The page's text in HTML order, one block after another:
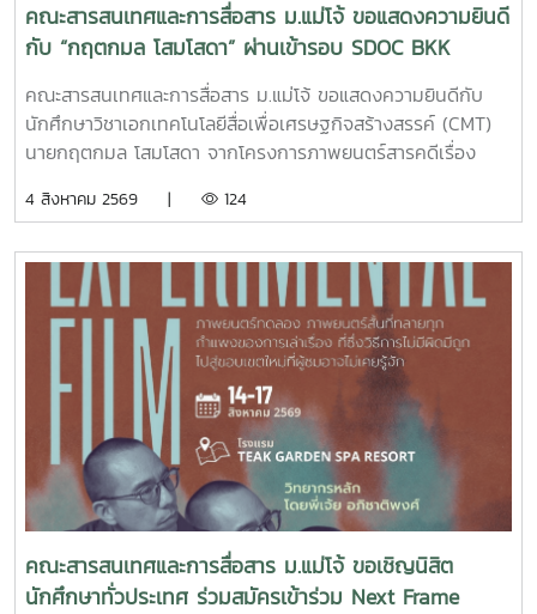
คณะสารสนเทศและการสื่อสาร ม.แม่โจ้ ขอแสดงความยินดี
กับ “กฤตกมล โสมโสดา” ผ่านเข้ารอบ SDOC BKK
PITCH: THAI STUDENT
คณะสารสนเทศและการสื่อสาร ม.แม่โจ้ ขอแสดงความยินดีกับ
นักศึกษาวิชาเอกเทคโนโลยีสื่อเพื่อเศรษฐกิจสร้างสรรค์ (CMT)
นายกฤตกมล โสมโสดา จากโครงการภาพยนตร์สารคดีเรื่อง
ทีม เข้าร่วมโครงการ SDOC BKK PITCH: THAI STUDENT ผู้
เสนอผลงานต่อหน้าคณะกรรมการ เพื่อชิงเงินรางวัลสูงสุด
50,000 บาท ภาพยนตร์สารคดีเรื่องนี้มีความยาว 17 นาที 17
วินาที กำกับภาพยนตร์สารคดี โดย กฤตกมล โสมโสดา หนัง
สารคดีเล่าเรื่องของคนขับรถบรรทุกผู้เคยทำร้ายครอบครัวจาก
ความผิดพลาดในอดีต ก่อนเลือกทุ่มเทแรงกายเพื่อซื้อและสร้าง
ธุรกิจในฝัน หวังให้ความเหนื่อยและความอดทนพาเขาไปสู่การ
ไถ่บาป และพิสูจน์ว่าคนเราสามารถเริ่มต้นใหม่ได้เสมอ คณะฯ ขอ
ร่วมเป็นกำลังใจให้กฤตกมล โสมโสดา ในการพัฒนาโครงการ
และนำเสนอผลงานในรอบต่อไป พร้อมขอแสดงความยินดีกับทั้ง
15 ทีมที่ได้รับการคัดเลือกในปีนี้ขอขอบคุณแหล่งที่มา
จาก: Bangkok International Student Film Festival -
SDOC BKKInC | MJUFacebook
4 สิงหาคม 2569 | 124
คณะสารสนเทศและการสื่อสาร ม.แม่โจ้ ขอเชิญนิสิต
นักศึกษาทั่วประเทศ ร่วมสมัครเข้าร่วม Next Frame